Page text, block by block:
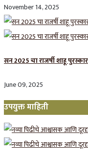
November 14, 2025
सन 2025 चा राजर्षी शाहू
June 09, 2025
उपयुक्त माहिती